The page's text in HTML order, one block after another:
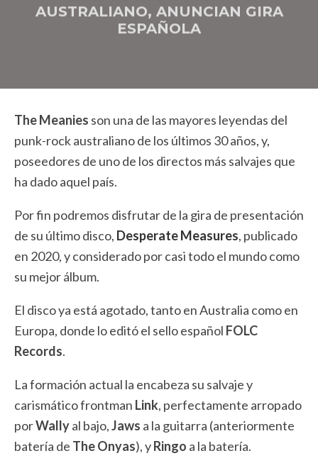
AUSTRALIANO, ANUNCIAN GIRA
ESPAÑOLA
The Meanies son una de las mayores leyendas del
punk-rock australiano de los últimos 30 años, y,
poseedores de uno de los directos más salvajes que
ha dado aquel país.
Por fin podremos disfrutar de la gira de presentación
de su último disco, Desperate Measures, publicado
en 2020, y considerado por casi todo el mundo como
su mejor álbum.
El disco ya está agotado, tanto en Australia como en
Europa, donde lo editó el sello español FOLC
Records.
La formación actual la encabeza su salvaje y
carismático frontman Link, perfectamente arropado
porWallyal bajo,Jaws a la guitarra (anteriormente
batería de The Onyas), yRingo a la batería.